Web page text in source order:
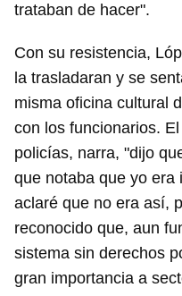
trataban de hacer".
Con su resistencia,
la trasladaran y se
misma oficina cultural
con los funcionarios.
policías, narra, "dijo
que notaba que yo era
aclaré que no era así,
reconocido que, aun
sistema sin derechos
gran importancia a